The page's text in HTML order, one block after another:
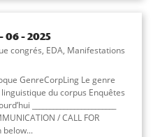
06 – 2025
congrés, EDA, Manifestations
GenreCorpLing Le genre
du corpus Enquêtes
________________________
/ CALL FOR
below...